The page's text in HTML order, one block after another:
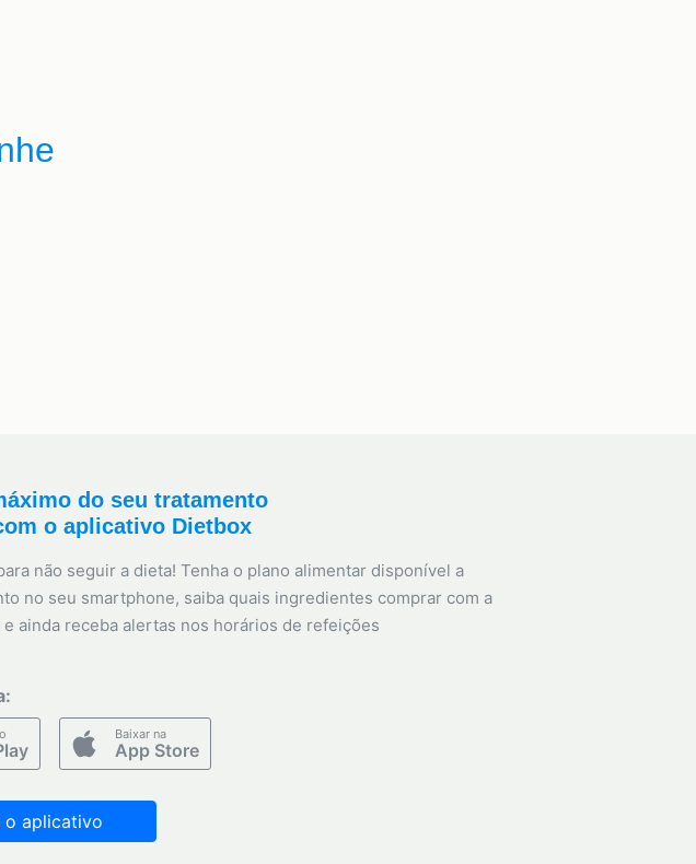
do seu tratamento
o aplicativo Dietbox
não seguir a dieta! Tenha o plano alimentar disponível a
no seu smartphone, saiba quais ingredientes comprar com a
ainda receba alertas nos horários de refeições
Baixar na
App Store
o aplicativo